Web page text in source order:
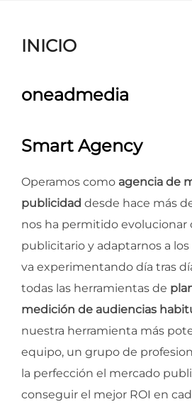
INICIO
oneadmedia
Smart Agency
Operamos como agencia de
publicidad desde hace más
nos ha permitido evolucionar
publicitario y adaptarnos a
va experimentando día tras
todas las herramientas de
medición de audiencias
nuestra herramienta más
equipo, un grupo de
la perfección el mercado
conseguir el mejor ROI en